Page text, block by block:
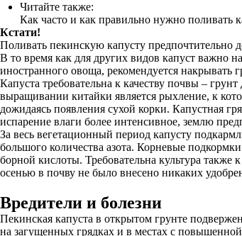
Читайте также:
Как часто и как правильно нужно поливать
Кстати!
Поливать пекинскую капусту предпочтительно
В то время как для других видов капуст важно
иностранного овоща, рекомендуется
Капуста требовательна к качеству почвы –
выращивании китайки является рыхление, к
дожидаясь появления сухой корки. Капустная
испарение влаги более интенсивное, землю
За весь вегетационный период капусту
большого количества азота. Корневые
борной кислоты. Требовательна культура
осенью в почву не было внесено никаких
Вредители и болезни
Пекинская капуста в открытом грунте
на загущенных грядках и в местах с